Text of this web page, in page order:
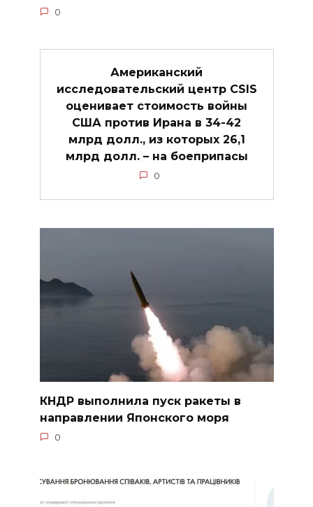
0
Американский
исследовательский центр CSIS
оценивает стоимость войны
США против Ирана в 34-42
млрд долл., из которых 26,1
млрд долл. – на боеприпасы
0
КНДР выполнила пуск ракеты в
направлении Японского моря
0